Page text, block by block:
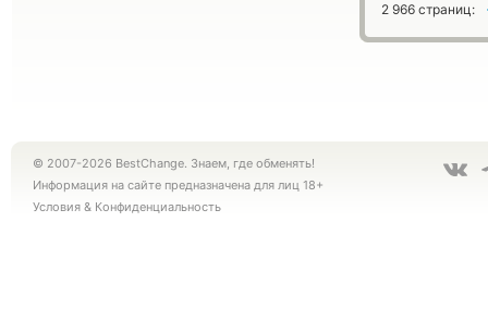
2 966 страниц:
© 2007-2026 BestChange. Знаем, где обменять!
Информация на сайте предназначена для лиц 18+
Условия & Конфиденциальность